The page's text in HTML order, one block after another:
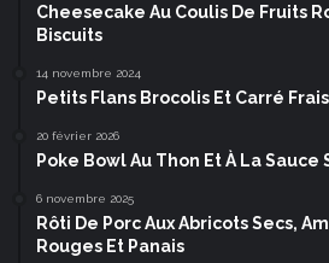
Cheesecake Au Coulis De Fruits
Biscuits
14 novembre 2024
Petits Flans Brocolis Et Carré Frais
20 février 2026
Poke Bowl Au Thon Et À La Sauce
6 novembre 2025
Rôti De Porc Aux Abricots Secs,
Rouges Et Panais